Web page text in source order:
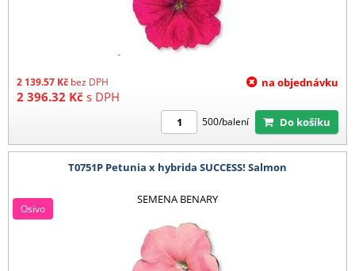
2 139.57 Kč bez DPH
2 396.32 Kč s DPH
na objednávku
500/balení Do košíku
T0751P Petunia x hybrida SUCCESS! Salmon
SEMENA BENARY
Osivo